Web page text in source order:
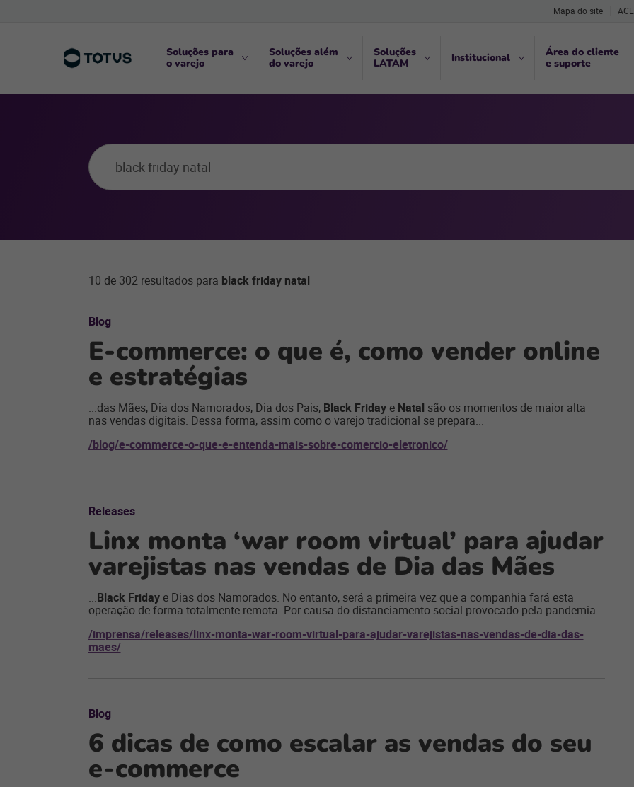
Mapa do site
Soluções para
o varejo
Soluções além
do varejo
Soluções
LATAM
Institucional
Área do cliente
e suporte
10 de 302 resultados para black friday natal
Blog
E-commerce: o que é, como vender online
e estratégias
...das Mães, Dia dos Namorados, Dia dos Pais, Black Fridaye Natal são os momentos de maior alta
nas vendas digitais. Dessa forma, assim como o varejo tradicional se prepara...
/blog/e-commerce-o-que-e-entenda-mais-sobre-comercio-eletronico/
Releases
Linx monta ‘war room virtual’ para ajudar
varejistas nas vendas de Dia das Mães
...Black Fridaye Dias dos Namorados. No entanto, será a primeira vez que a companhia fará esta
operação de forma totalmente remota. Por causa do distanciamento social provocado pela pandemia...
/imprensa/releases/linx-monta-war-room-virtual-para-ajudar-varejistas-nas-vendas-de-dia-das-
maes/
Blog
6 dicas de como escalar as vendas do seu
e-commerce